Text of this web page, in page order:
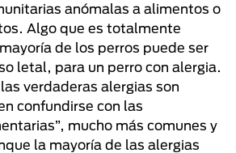
anómalas a alimentos o
Algo que es totalmente
de los perros puede ser
letal, para un perro con alergia.
verdaderas alergias son
confundirse con las
mucho más comunes y
la mayoría de las alergias